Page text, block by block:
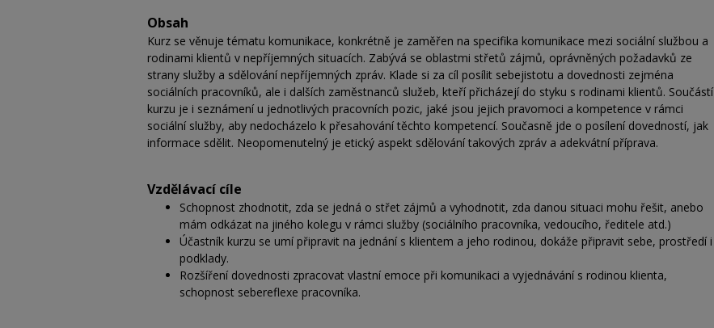
Obsah
Kurz se věnuje tématu komunikace, konkrétně je zaměřen na specifika komunikace mezi sociální službou a
rodinami klientů v nepříjemných situacích. Zabývá se oblastmi střetů zájmů, oprávněných požadavků ze
strany služby a sdělování nepříjemných zpráv. Klade si za cíl posílit sebejistotu a dovednosti zejména
sociálních pracovníků, ale i dalších zaměstnanců služeb, kteří přicházejí do styku s rodinami klientů. Součástí
kurzu je i seznámení u jednotlivých pracovních pozic, jaké jsou jejich pravomoci a kompetence v rámci
sociální služby, aby nedocházelo k přesahování těchto kompetencí. Současně jde o posílení dovedností, jak
informace sdělit. Neopomenutelný je etický aspekt sdělování takových zpráv a adekvátní příprava.
Vzdělávací cíle
Schopnost zhodnotit, zda se jedná o střet zájmů a vyhodnotit, zda danou situaci mohu řešit, anebo
mám odkázat na jiného kolegu v rámci služby (sociálního pracovníka, vedoucího, ředitele atd.)
Účastník kurzu se umí připravit na jednání s klientem a jeho rodinou, dokáže připravit sebe, prostředí i
podklady.
Rozšíření dovednosti zpracovat vlastní emoce při komunikaci a vyjednávání s rodinou klienta,
schopnost sebereflexe pracovníka.